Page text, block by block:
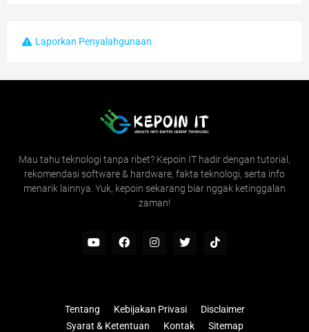
Laporkan Penyalahgunaan
Mau tahu teknologi tanpa ribet? Kepoin IT hadir dengan tutorial,
rekomendasi software & hardware, fakta teknologi, serta info
menarik lainnya. Yuk, kepoin sekarang biar nggak ketinggalan
zaman!
Tentang Kebijakan Privasi
Disclaimer
Syarat & Ketentuan
Kontak Sitemap